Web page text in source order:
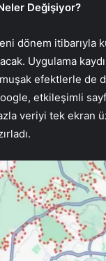
Değişiyor?
dönem itibarıyla
Uygulama
efektlerle de
etkileşimli
veriyi tek ekran